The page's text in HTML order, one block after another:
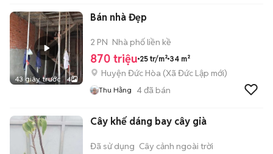
43 giây trước 4
Bán nhà Đẹp
2 PN Nhà phố liền kề
870 triệu 25 tr/m² 34 m²
Huyện Đức Hòa (Xã Đức Lập mới)
Thu Hằng 4đã bán
Cây khế dáng bay cây già
Đã sử dụng Cây cảnh ngoài trời